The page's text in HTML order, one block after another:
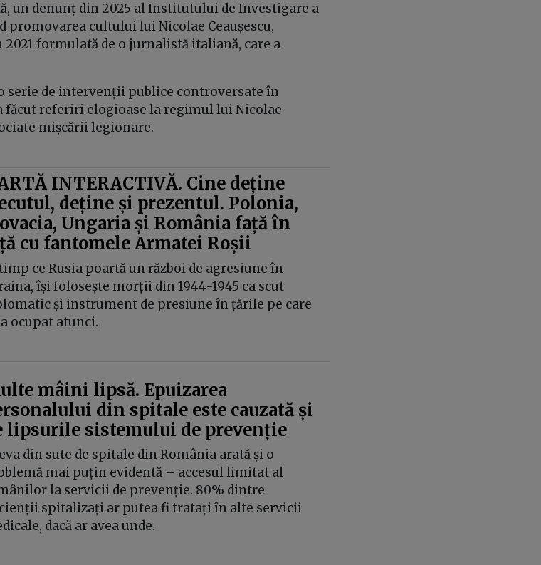
un denunț din 2025 al Institutului de Investigare a
cultului lui Nicolae Ceaușescu,
formulată de o jurnalistă italiană, care a
o serie de intervenții publice controversate în
făcut referiri elogioase la regimul lui Nicolae
mișcării legionare.
INTERACTIVĂ. Cine deține
deține și prezentul. Polonia,
Ungaria și România față în
cu fantomele Armatei Roșii
ce Rusia poartă un război de agresiune în
își folosește morții din 1944-1945 ca scut
și instrument de presiune în țările pe care
ocupat atunci.
mâini lipsă. Epuizarea
din spitale este cauzată și
lipsurile sistemului de prevenție
din sute de spitale din România arată și o
mai puțin evidentă – accesul limitat al
la servicii de prevenție. 80% dintre
spitalizați ar putea fi tratați în alte servicii
dacă ar avea unde.